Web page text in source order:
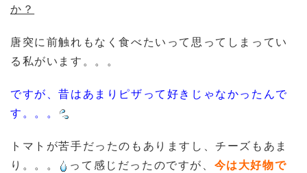
か？
唐突に前触れもなく食べたいって思ってしまってい
る私がいます。。。
ですが、昔はあまりピザって好きじゃなかったんで
す。。。
トマトが苦手だったのもありますし、チーズもあま
り。。。
って感じだったのですが、 今は大好物で